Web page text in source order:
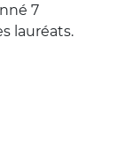
7
lauréats.